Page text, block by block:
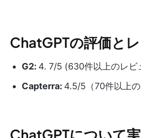
ChatGPTの評価と
G2: 4. 7/5 (630件以上のレビ
Capterra: 4.5/5（70件以上の
ChatGPTについて